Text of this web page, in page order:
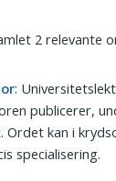
2 relevante
:
publicerer,
Ordet kan i
specialisering.